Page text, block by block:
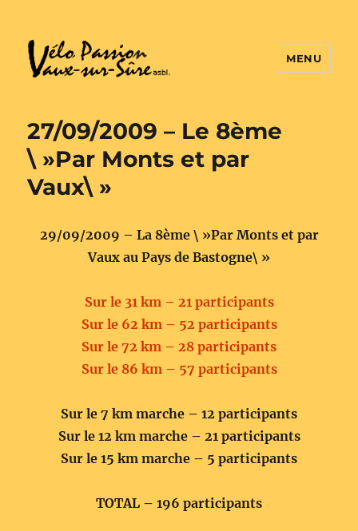
MENU
27/09/2009 – Le 8ème
\ »Par Monts et par
Vaux\ »
29/09/2009 – La 8ème \ »Par Monts et par
Vaux au Pays de Bastogne\ »
Sur le 31 km – 21 participants
Sur le 62 km – 52 participants
Sur le 72 km – 28 participants
Sur le 86 km – 57 participants
Sur le 7 km marche – 12 participants
Sur le 12 km marche – 21 participants
Sur le 15 km marche – 5 participants
TOTAL – 196 participants